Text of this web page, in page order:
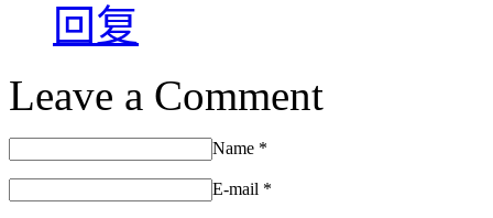
回复
Leave a Comment
Name *
E-mail *